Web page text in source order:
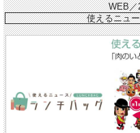
WEB／
使えるニュ